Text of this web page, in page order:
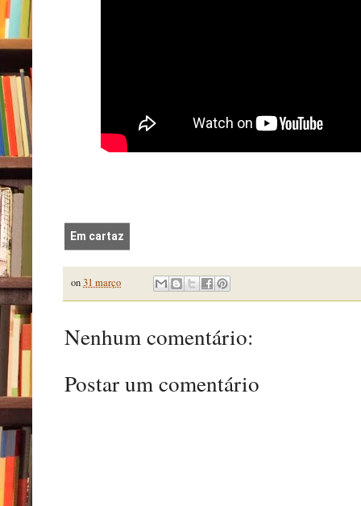
Em cartaz
on31 março
Nenhum comentário:
Postar um comentário